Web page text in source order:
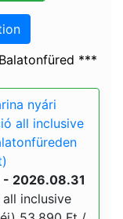
***
nyári
all inclusive
2026.08.31
inclusive